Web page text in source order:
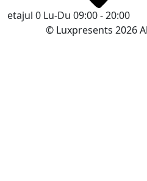
etajul 0 Lu-Du 09:00 - 20:00
© Luxpresents 2026